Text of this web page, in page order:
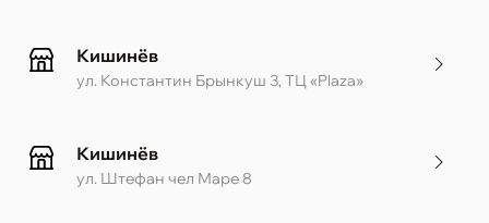
Кишинёв
ул. Константин Брынкуш 3, ТЦ «Plaza»
Кишинёв
ул. Штефан чел Маре 8